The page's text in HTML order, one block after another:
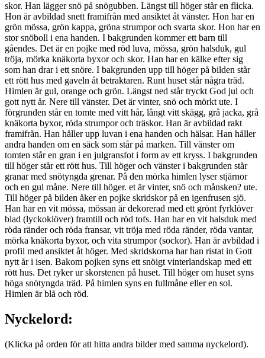
skor. Han lägger snö på snögubben. Längst till höger står en flicka.
Hon är avbildad snett framifrån med ansiktet åt vänster. Hon har en
grön mössa, grön kappa, gröna strumpor och svarta skor. Hon har en
stor snöboll i ena handen. I bakgrunden kommer ett barn till
gåendes. Det är en pojke med röd luva, mössa, grön halsduk, gul
tröja, mörka knäkorta byxor och skor. Han har en kälke efter sig
som han drar i ett snöre. I bakgrunden upp till höger på bilden står
ett rött hus med gaveln åt betraktaren. Runt huset står några träd.
Himlen är gul, orange och grön. Längst ned står tryckt God jul och
gott nytt år. Nere till vänster. Det är vinter, snö och mörkt ute. I
förgrunden står en tomte med vitt hår, långt vitt skägg, grå jacka, grå
knäkorta byxor, röda strumpor och träskor. Han är avbildad rakt
framifrån. Han håller upp luvan i ena handen och hälsar. Han håller
andra handen om en säck som står på marken. Till vänster om
tomten står en gran i en julgransfot i form av ett kryss. I bakgrunden
till höger står ett rött hus. Till höger och vänster i bakgrunden står
granar med snötyngda grenar. På den mörka himlen lyser stjärnor
och en gul måne. Nere till höger. et är vinter, snö och månsken? ute.
Till höger på bilden åker en pojke skridskor på en igenfrusen sjö.
Han har en vit mössa, mössan är dekorerad med ett grönt fyrklöver
blad (lyckoklöver) framtill och röd tofs. Han har en vit halsduk med
röda ränder och röda fransar, vit tröja med röda ränder, röda vantar,
mörka knäkorta byxor, och vita strumpor (sockor). Han är avbildad i
profil med ansiktet åt höger. Med skridskorna har han ristat in Gott
nytt år i isen. Bakom pojken syns ett snöigt vinterlandskap med ett
rött hus. Det ryker ur skorstenen på huset. Till höger om huset syns
höga snötyngda träd. På himlen syns en fullmåne eller en sol.
Himlen är blå och röd.
Nyckelord:
(Klicka på orden för att hitta andra bilder med samma nyckelord).